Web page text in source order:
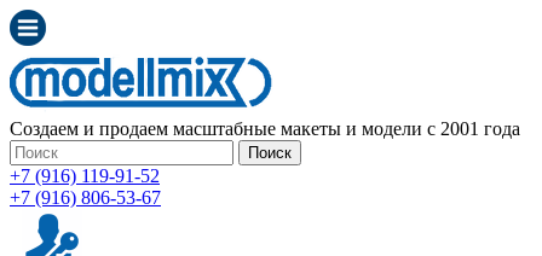
Создаем и продаем масштабные макеты и модели с 2001 года
Поиск
+7 (916) 119-91-52
+7 (916) 806-53-67